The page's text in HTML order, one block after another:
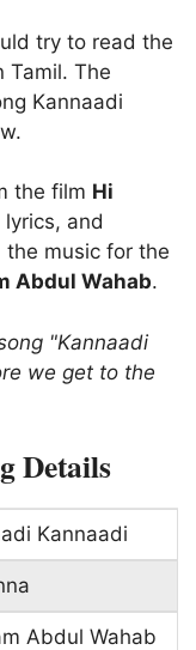
try to read the
Tamil. The
Kannaadi
the film Hi
and
the music for the
Abdul Wahab.
"Kannaadi
we get to the
Details
Kannaadi
Abdul Wahab